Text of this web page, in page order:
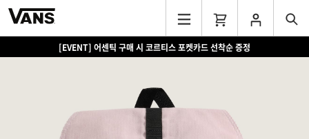
[EVENT] 어센틱 구매 시 코르티스 포켓카드 선착순 증정